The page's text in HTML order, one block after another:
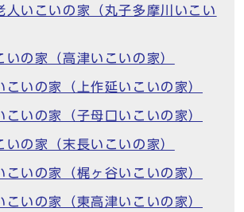
人いこいの家（丸子多摩川いこい
いの家（高津いこいの家）
こいの家（上作延いこいの家）
こいの家（子母口いこいの家）
いの家（末長いこいの家）
こいの家（梶ヶ谷いこいの家）
こいの家（東高津いこいの家）